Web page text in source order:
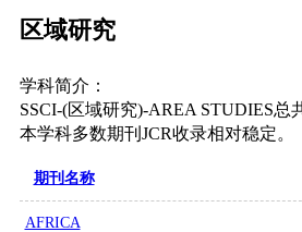
区域研究
学科简介：
SSCI-(区域研究)-AREA STUDIES总
本学科多数期刊JCR收录相对稳定。
期刊名称
AFRICA